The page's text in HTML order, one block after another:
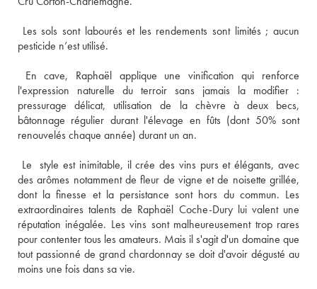
Les sols sont labourés et les rendements sont limités ; aucun
En cave, Raphaël applique une vinification qui renforce
l'expression naturelle du terroir sans jamais la modifier :
pressurage délicat, utilisation de la chèvre à deux becs,
bâtonnage régulier durant l'élevage en fûts (dont 50% sont
Le  style est inimitable, il crée des vins purs et élégants, avec
des arômes notamment de fleur de vigne et de noisette grillée,
dont la finesse et la persistance sont hors du commun. Les
extraordinaires talents de Raphaël Coche-Dury lui valent une
réputation inégalée. Les vins sont malheureusement trop rares
pour contenter tous les amateurs. Mais il s'agit d'un domaine que
tout passionné de grand chardonnay se doit d'avoir dégusté au
moins une fois dans sa vie.